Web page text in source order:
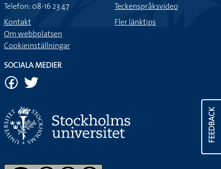
FEEDBACK
Telefon: 08-16 23 47
Kontakt
Om webbplatsen
Cookieinställningar
Teckenspråksvideo
Fler länktips
SOCIALA MEDIER